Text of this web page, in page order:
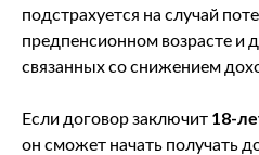
подстрахуется на случай
предпенсионном возрасте и
связанных со снижением
Если договор заключит 18-
он сможет начать получать